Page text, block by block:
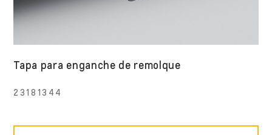
Tapa para enganche de remolque
23181344